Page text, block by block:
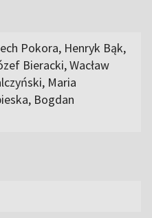
Pokora, Henryk Bąk,
Bieracki, Wacław
Maria
Bogdan